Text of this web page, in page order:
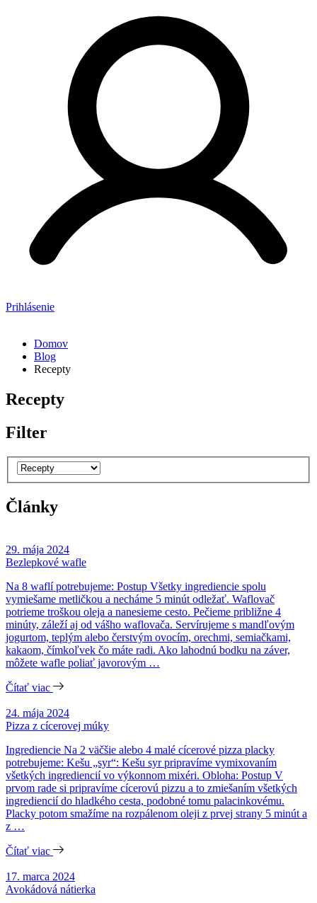
Prihlásenie
Domov
Blog
Recepty
Recepty
Filter
Články
29. mája 2024
Bezlepkové wafle
Na 8 waflí potrebujeme: Postup Všetky ingrediencie spolu
vymiešame metličkou a necháme 5 minút odležať. Waflovač
potrieme troškou oleja a nanesieme cesto. Pečieme približne 4
minúty, záleží aj od vášho waflovača. Servírujeme s mandľovým
jogurtom, teplým alebo čerstvým ovocím, orechmi, semiačkami,
kakaom, čímkoľvek čo máte radi. Ako lahodnú bodku na záver,
môžete wafle poliať javorovým …
Čítať viac
24. mája 2024
Pizza z cícerovej múky
Ingrediencie Na 2 väčšie alebo 4 malé cícerové pizza placky
potrebujeme: Kešu „syr“: Kešu syr pripravíme vymixovaním
všetkých ingrediencií vo výkonnom mixéri. Obloha: Postup V
prvom rade si pripravíme cícerovú pizzu a to zmiešaním všetkých
ingrediencií do hladkého cesta, podobné tomu palacinkovému.
Placky potom smažíme na rozpálenom oleji z prvej strany 5 minút a
z …
Čítať viac
17. marca 2024
Avokádová nátierka